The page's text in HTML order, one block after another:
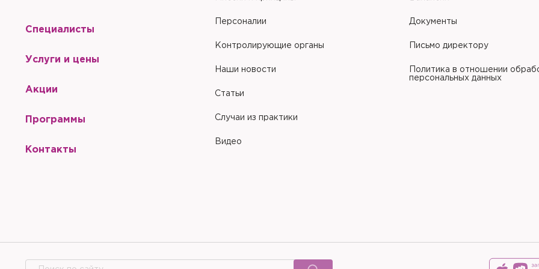
Специалисты
Услуги и цены
Акции
Программы
Контакты
Персоналии
Контролирующие органы
Наши новости
Статьи
Случаи из практики
Видео
Документы
Письмо директору
Политика в отношении
персональных данных